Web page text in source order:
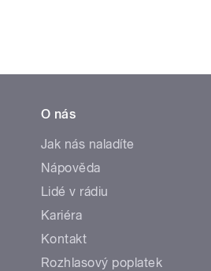
O nás
Jak nás naladíte
Nápověda
Lidé v rádiu
Kariéra
Kontakt
Rozhlasový poplatek